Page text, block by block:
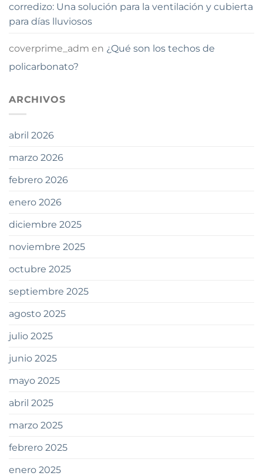
corredizo: Una solución para la ventilación y cubierta
para días lluviosos
coverprime_adm en ¿Qué son los techos de
policarbonato?
ARCHIVOS
abril 2026
marzo 2026
febrero 2026
enero 2026
diciembre 2025
noviembre 2025
octubre 2025
septiembre 2025
agosto 2025
julio 2025
junio 2025
mayo 2025
abril 2025
marzo 2025
febrero 2025
enero 2025